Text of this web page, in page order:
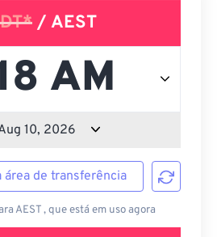
/ AEST
área de transferência
AEST , que está em uso agora